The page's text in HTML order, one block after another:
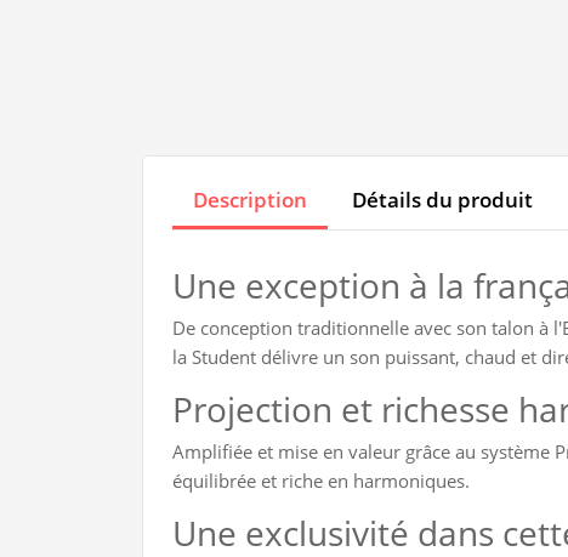
Description Détails du produit
Une exception à la
De conception traditionnelle avec son talon à
la Student délivre un son puissant, chaud et
Projection et richesse
Amplifiée et mise en valeur grâce au système
équilibrée et riche en harmoniques.
Une exclusivité dans